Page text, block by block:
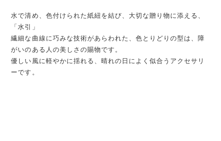
水で清め、色付けられた紙紐を結び、大切な贈り物に添える、
「水引」
繊細な曲線に巧みな技術があらわれた、色とりどりの型は、障
がいのある人の美しさの賜物です。
優しい風に軽やかに揺れる、晴れの日によく似合うアクセサリ
ーです。